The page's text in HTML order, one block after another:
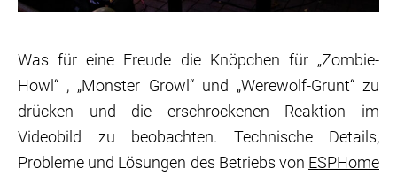
Was für eine Freude die Knöpchen für „Zombie-
Howl“ , „Monster Growl“ und „Werewolf-Grunt“ zu
drücken und die erschrockenen Reaktion im
Videobild zu beobachten. Technische Details,
Probleme und Lösungen des Betriebs von ESPHome